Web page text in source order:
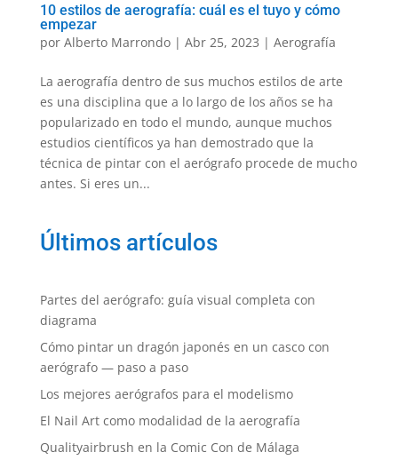
10 estilos de aerografía: cuál es el tuyo y cómo
empezar
por Alberto Marrondo| Abr 25, 2023 | Aerografía
La aerografía dentro de sus muchos estilos de arte
es una disciplina que a lo largo de los años se ha
popularizado en todo el mundo, aunque muchos
estudios científicos ya han demostrado que la
técnica de pintar con el aerógrafo procede de mucho
antes. Si eres un...
Últimos artículos
Partes del aerógrafo: guía visual completa con
diagrama
Cómo pintar un dragón japonés en un casco con
aerógrafo — paso a paso
Los mejores aerógrafos para el modelismo
El Nail Art como modalidad de la aerografía
Qualityairbrush en la Comic Con de Málaga